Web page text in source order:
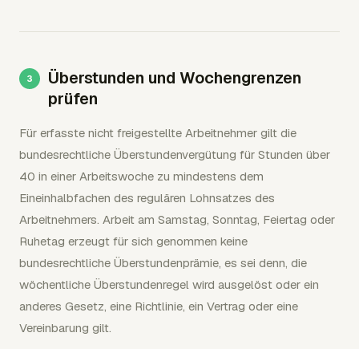
Überstunden und Wochengrenzen
prüfen
Für erfasste nicht freigestellte Arbeitnehmer gilt die
bundesrechtliche Überstundenvergütung für Stunden über
40 in einer Arbeitswoche zu mindestens dem
Eineinhalbfachen des regulären Lohnsatzes des
Arbeitnehmers. Arbeit am Samstag, Sonntag, Feiertag oder
Ruhetag erzeugt für sich genommen keine
bundesrechtliche Überstundenprämie, es sei denn, die
wöchentliche Überstundenregel wird ausgelöst oder ein
anderes Gesetz, eine Richtlinie, ein Vertrag oder eine
Vereinbarung gilt.